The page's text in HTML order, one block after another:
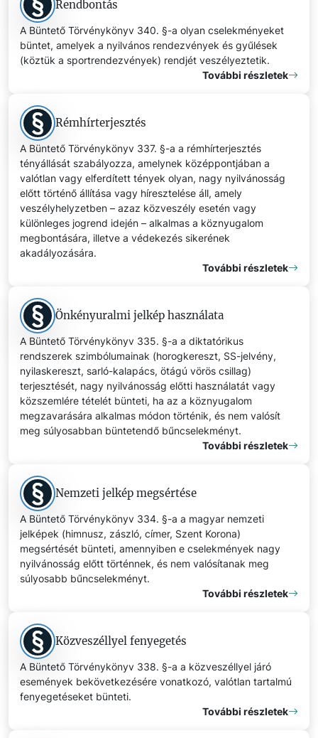
Rendbontás
A Büntető Törvénykönyv 340. §-a olyan cselekményeket
büntet, amelyek a nyilvános rendezvények és gyűlések
(köztük a sportrendezvények) rendjét veszélyeztetik.
További részletek
Rémhírterjesztés
A Büntető Törvénykönyv 337. §-a a rémhírterjesztés
tényállását szabályozza, amelynek középpontjában a
valótlan vagy elferdített tények olyan, nagy nyilvánosság
előtt történő állítása vagy híresztelése áll, amely
veszélyhelyzetben – azaz közveszély esetén vagy
különleges jogrend idején – alkalmas a köznyugalom
megbontására, illetve a védekezés sikerének
akadályozására.
További részletek
Önkényuralmi jelkép használata
A Büntető Törvénykönyv 335. §-a a diktatórikus
rendszerek szimbólumainak (horogkereszt, SS-jelvény,
nyilaskereszt, sarló-kalapács, ötágú vörös csillag)
terjesztését, nagy nyilvánosság előtti használatát vagy
közszemlére tételét bünteti, ha az a köznyugalom
megzavarására alkalmas módon történik, és nem valósít
meg súlyosabban büntetendő bűncselekményt.
További részletek
Nemzeti jelkép megsértése
A Büntető Törvénykönyv 334. §-a a magyar nemzeti
jelképek (himnusz, zászló, címer, Szent Korona)
megsértését bünteti, amennyiben e cselekmények nagy
nyilvánosság előtt történnek, és nem valósítanak meg
súlyosabb bűncselekményt.
További részletek
Közveszéllyel fenyegetés
A Büntető Törvénykönyv 338. §-a a közveszéllyel járó
események bekövetkezésére vonatkozó, valótlan tartalmú
fenyegetéseket bünteti.
További részletek